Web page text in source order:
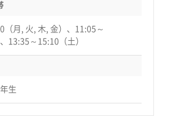
（月, 火, 木, 金）、11:05～
13:35～15:10（土）
生